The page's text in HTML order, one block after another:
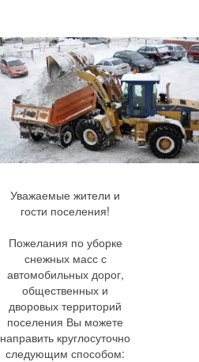
Уважаемые жители и
гости поселения!
Пожелания по уборке
снежных масс с
автомобильных дорог,
общественных и
дворовых территорий
поселения Вы можете
направить круглосуточно
следующим способом: